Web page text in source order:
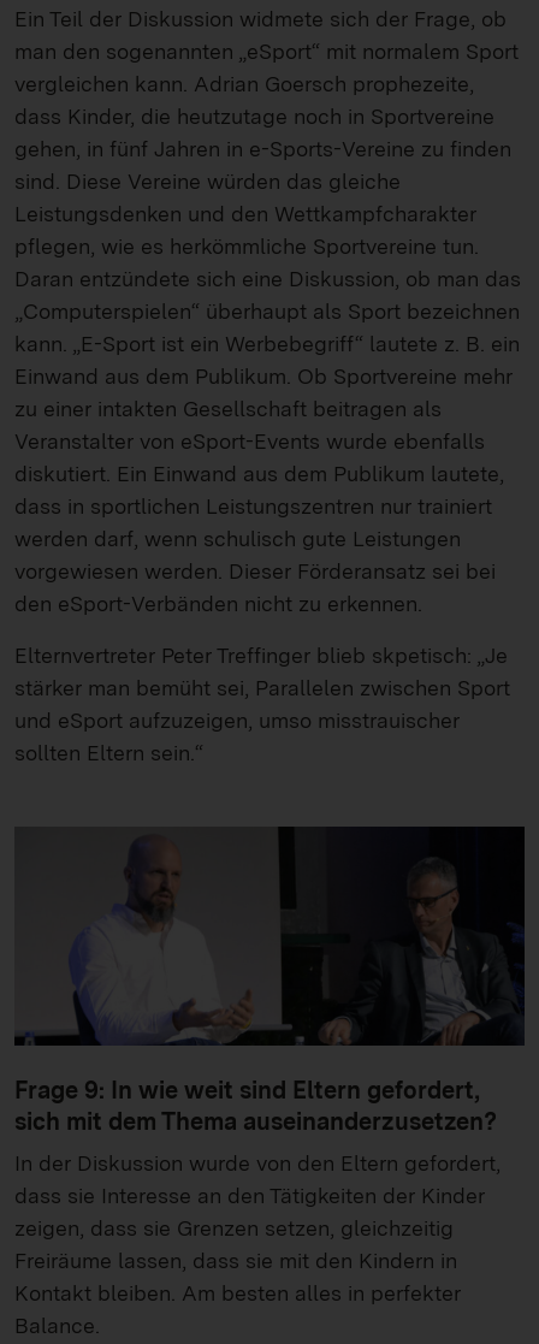
Ein Teil der Diskussion widmete sich der Frage, ob
man den sogenannten „eSport“ mit normalem Sport
vergleichen kann. Adrian Goersch prophezeite,
dass Kinder, die heutzutage noch in Sportvereine
gehen, in fünf Jahren in e-Sports-Vereine zu finden
sind. Diese Vereine würden das gleiche
Leistungsdenken und den Wettkampfcharakter
pflegen, wie es herkömmliche Sportvereine tun.
Daran entzündete sich eine Diskussion, ob man das
„Computerspielen“ überhaupt als Sport bezeichnen
kann. „E-Sport ist ein Werbebegriff“ lautete z. B. ein
Einwand aus dem Publikum. Ob Sportvereine mehr
zu einer intakten Gesellschaft beitragen als
Veranstalter von eSport-Events wurde ebenfalls
diskutiert. Ein Einwand aus dem Publikum lautete,
dass in sportlichen Leistungszentren nur trainiert
werden darf, wenn schulisch gute Leistungen
vorgewiesen werden. Dieser Förderansatz sei bei
den eSport-Verbänden nicht zu erkennen.
Elternvertreter Peter Treffinger blieb skpetisch: „Je
stärker man bemüht sei, Parallelen zwischen Sport
und eSport aufzuzeigen, umso misstrauischer
sollten Eltern sein.“
Frage 9: In wie weit sind Eltern gefordert,
sich mit dem Thema auseinanderzusetzen?
In der Diskussion wurde von den Eltern gefordert,
dass sie Interesse an den Tätigkeiten der Kinder
zeigen, dass sie Grenzen setzen, gleichzeitig
Freiräume lassen, dass sie mit den Kindern in
Kontakt bleiben. Am besten alles in perfekter
Balance.